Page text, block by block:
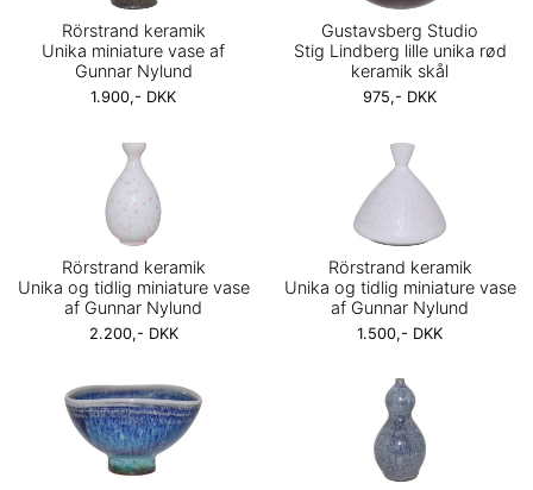
Rörstrand keramik
Unika miniature vase af
Gunnar Nylund
1.900,- DKK
Gustavsberg Studio
Stig Lindberg lille unika rød
keramik skål
975,- DKK
Rörstrand keramik
Unika og tidlig miniature vase
af Gunnar Nylund
2.200,- DKK
Rörstrand keramik
Unika og tidlig miniature vase
af Gunnar Nylund
1.500,- DKK